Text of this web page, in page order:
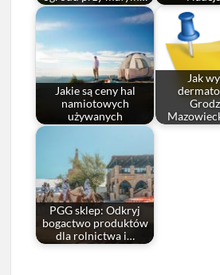
Jakie są ceny hal
namiotowych
używanych
Jak
PGG sklep: Odkryj
bogactwo produktów
dla rolnictwa i…